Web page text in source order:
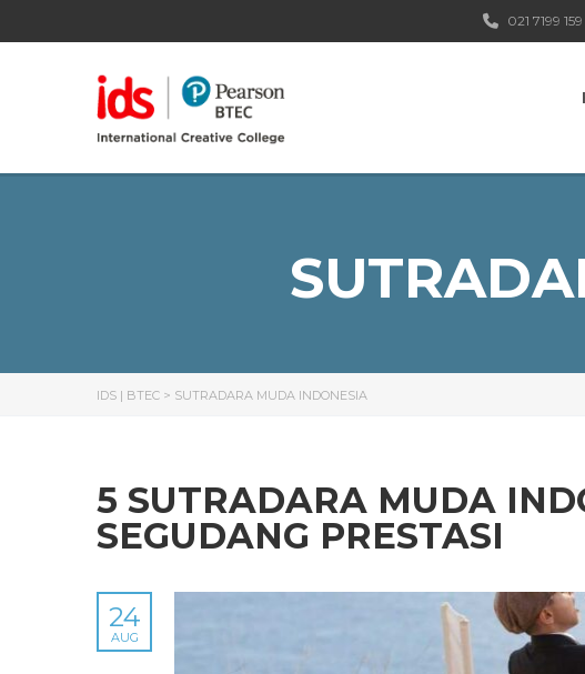
021 7199 159
IDS | BTEC > SUTRADARA MUDA INDONESIA
5 SUTRADARA MUDA
SEGUDANG PRESTASI
24
AUG